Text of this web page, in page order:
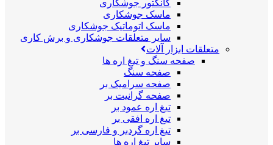
کانکتور جوشکاری
ماسک جوشکاری
ماسک اتوماتیک جوشکاری
سایر متعلقات جوشکاری و برش کاری
متعلقات ابزار آلات
صفحه سنگ و تیغ اره ها
صفحه سنگ
صفحه سرامیک بر
صفحه گرانیت بر
تیغ اره عمود بر
تیغ اره افقی بر
تیغ اره گردبر و فارسی بر
سایر تیغ اره ها